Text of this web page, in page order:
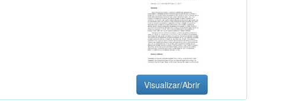
Visualizar/Abrir